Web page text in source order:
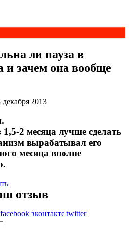
ли пауза в
и зачем она вообще
декабря 2013
1,5-2 месяца лучше сделать
вырабатывал его
месяца вполне
отзыв
facebook вконтакте twitter